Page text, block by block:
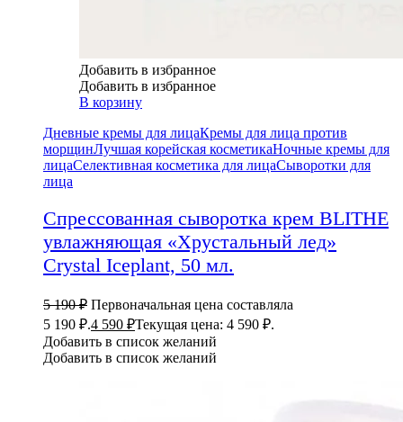
Добавить в избранное
Добавить в избранное
В корзину
Дневные кремы для лицаКремы для лица против
морщинЛучшая корейская косметикаНочные кремы для
лицаСелективная косметика для лицаСыворотки для
лица
Спрессованная сыворотка крем BLITHE
увлажняющая «Хрустальный лед»
Crystal Iceplant, 50 мл.
5 190₽ Первоначальная цена составляла
5 190 ₽.4 590 ₽Текущая цена: 4 590 ₽.
Добавить в список желаний
Добавить в список желаний